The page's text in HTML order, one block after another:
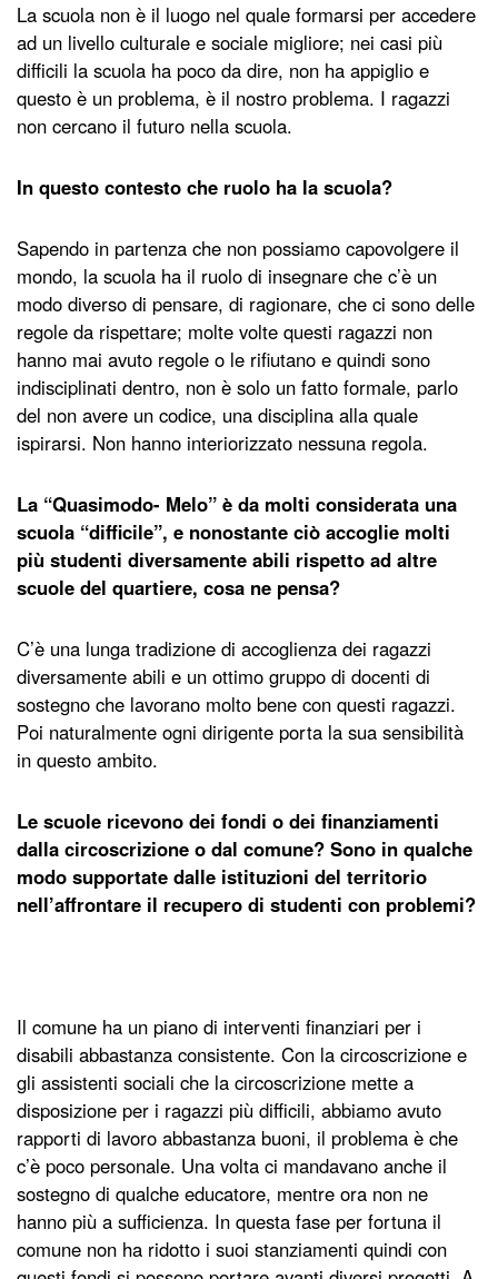
La scuola non è il luogo nel quale formarsi per accedere
ad un livello culturale e sociale migliore; nei casi più
difficili la scuola ha poco da dire, non ha appiglio e
questo è un problema, è il nostro problema. I ragazzi
non cercano il futuro nella scuola.
In questo contesto che ruolo ha la scuola?
Sapendo in partenza che non possiamo capovolgere il
mondo, la scuola ha il ruolo di insegnare che c’è un
modo diverso di pensare, di ragionare, che ci sono delle
regole da rispettare; molte volte questi ragazzi non
hanno mai avuto regole o le rifiutano e quindi sono
indisciplinati dentro, non è solo un fatto formale, parlo
del non avere un codice, una disciplina alla quale
ispirarsi. Non hanno interiorizzato nessuna regola.
La “Quasimodo- Melo” è da molti considerata una
scuola “difficile”, e nonostante ciò accoglie molti
più studenti diversamente abili rispetto ad altre
scuole del quartiere, cosa ne pensa?
C’è una lunga tradizione di accoglienza dei ragazzi
diversamente abili e un ottimo gruppo di docenti di
sostegno che lavorano molto bene con questi ragazzi.
Poi naturalmente ogni dirigente porta la sua sensibilità
in questo ambito.
Le scuole ricevono dei fondi o dei finanziamenti
dalla circoscrizione o dal comune? Sono in qualche
modo supportate dalle istituzioni del territorio
nell’affrontare il recupero di studenti con problemi?
Il comune ha un piano di interventi finanziari per i
disabili abbastanza consistente. Con la circoscrizione e
gli assistenti sociali che la circoscrizione mette a
disposizione per i ragazzi più difficili, abbiamo avuto
rapporti di lavoro abbastanza buoni, il problema è che
c’è poco personale. Una volta ci mandavano anche il
sostegno di qualche educatore, mentre ora non ne
hanno più a sufficienza. In questa fase per fortuna il
comune non ha ridotto i suoi stanziamenti quindi con